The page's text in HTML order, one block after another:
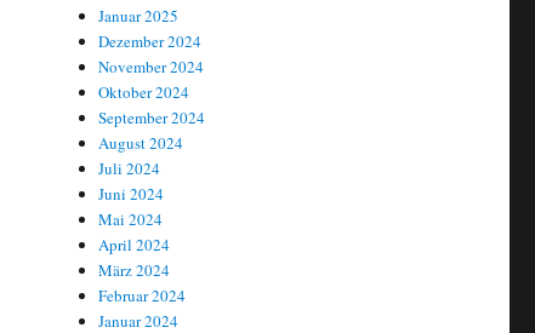
Januar 2025
Dezember 2024
November 2024
Oktober 2024
September 2024
August 2024
Juli 2024
Juni 2024
Mai 2024
April 2024
März 2024
Februar 2024
Januar 2024